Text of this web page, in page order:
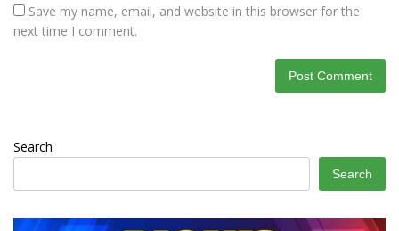
Save my name, email, and website in this browser for the
next time I comment.
Search
Search